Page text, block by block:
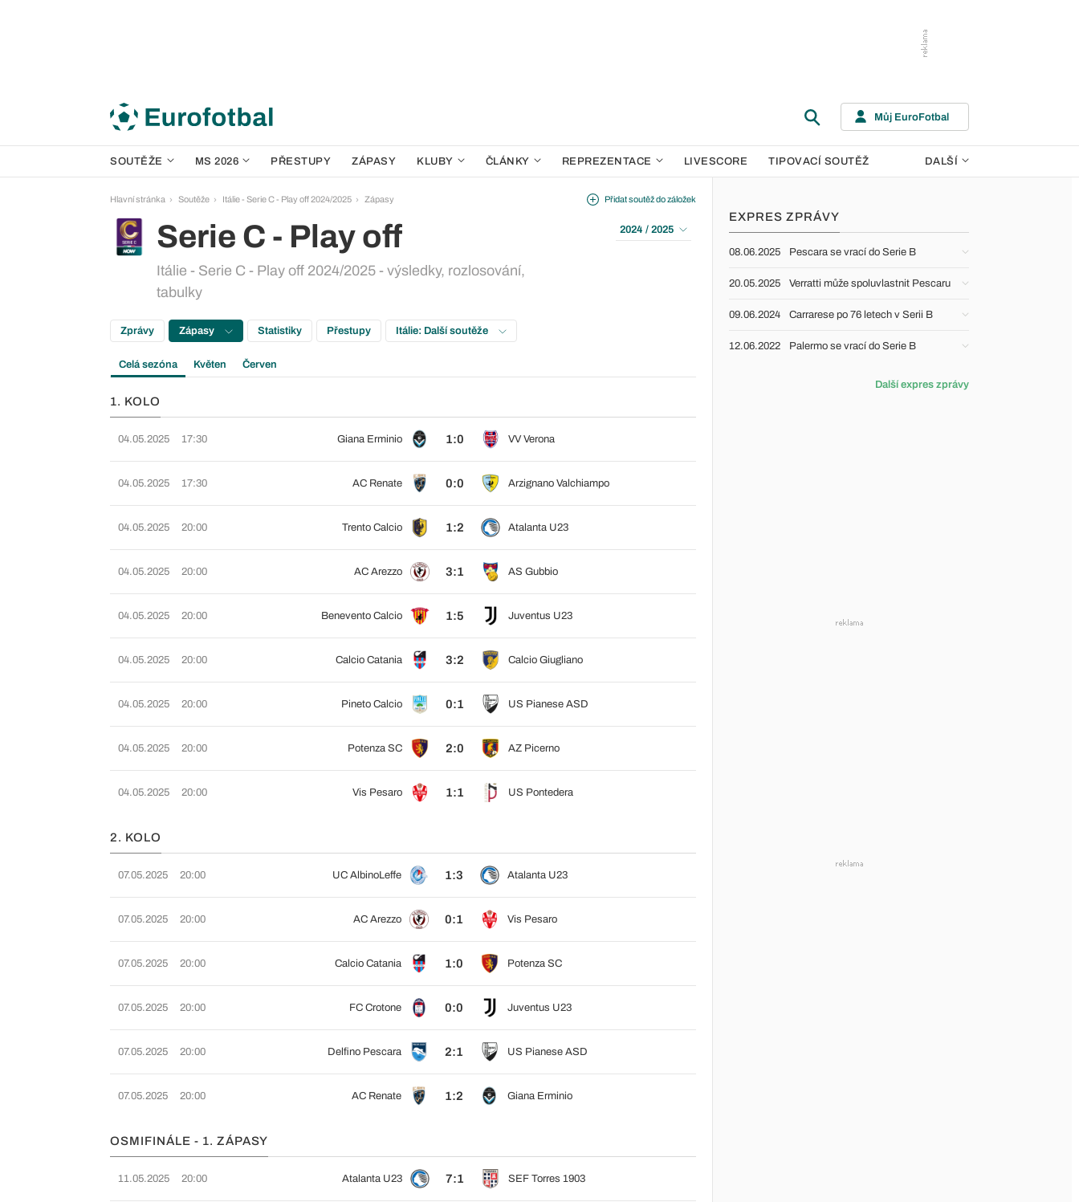
Můj EuroFotbal
SOUTĚŽE MS 2026 PŘESTUPY ZÁPASY KLUBY ČLÁNKY REPREZENTACE LIVESCORE TIPOVACÍ SOUTĚŽ DALŠÍ
Hlavní stránka Soutěže Itálie - Serie C - Play off 2024/2025 Zápasy
Serie C - Play off
Itálie - Serie C - Play off 2024/2025 - výsledky, rozlosování,
tabulky
Přidat soutěž do záložek
2024 / 2025
Zprávy Zápasy Statistiky Přestupy Itálie: Další soutěže
Celá sezóna Květen Červen
1. KOLO
04.05.2025 17:30 Giana Erminio 1:0 VV Verona
04.05.2025 17:30 AC Renate 0:0 Arzignano Valchiampo
04.05.2025 20:00 Trento Calcio 1:2 Atalanta U23
04.05.2025 20:00 AC Arezzo 3:1 AS Gubbio
04.05.2025 20:00 Benevento Calcio 1:5 Juventus U23
04.05.2025 20:00 Calcio Catania 3:2 Calcio Giugliano
04.05.2025 20:00 Pineto Calcio 0:1 US Pianese ASD
04.05.2025 20:00 Potenza SC 2:0 AZ Picerno
04.05.2025 20:00 Vis Pesaro 1:1 US Pontedera
2. KOLO
07.05.2025 20:00 UC AlbinoLeffe 1:3 Atalanta U23
07.05.2025 20:00 AC Arezzo 0:1 Vis Pesaro
07.05.2025 20:00 Calcio Catania 1:0 Potenza SC
07.05.2025 20:00 FC Crotone 0:0 Juventus U23
07.05.2025 20:00 Delfino Pescara 2:1 US Pianese ASD
07.05.2025 20:00 AC Renate 1:2 Giana Erminio
OSMIFINÁLE - 1. ZÁPASY
11.05.2025 20:00 Atalanta U23 7:1 SEF Torres 1903
EXPRES ZPRÁVY
08.06.2025 Pescara se vrací do Serie B
20.05.2025 Verratti může spoluvlastnit Pescaru
09.06.2024 Carrarese po 76 letech v Serii B
12.06.2022 Palermo se vrací do Serie B
Další expres zprávy